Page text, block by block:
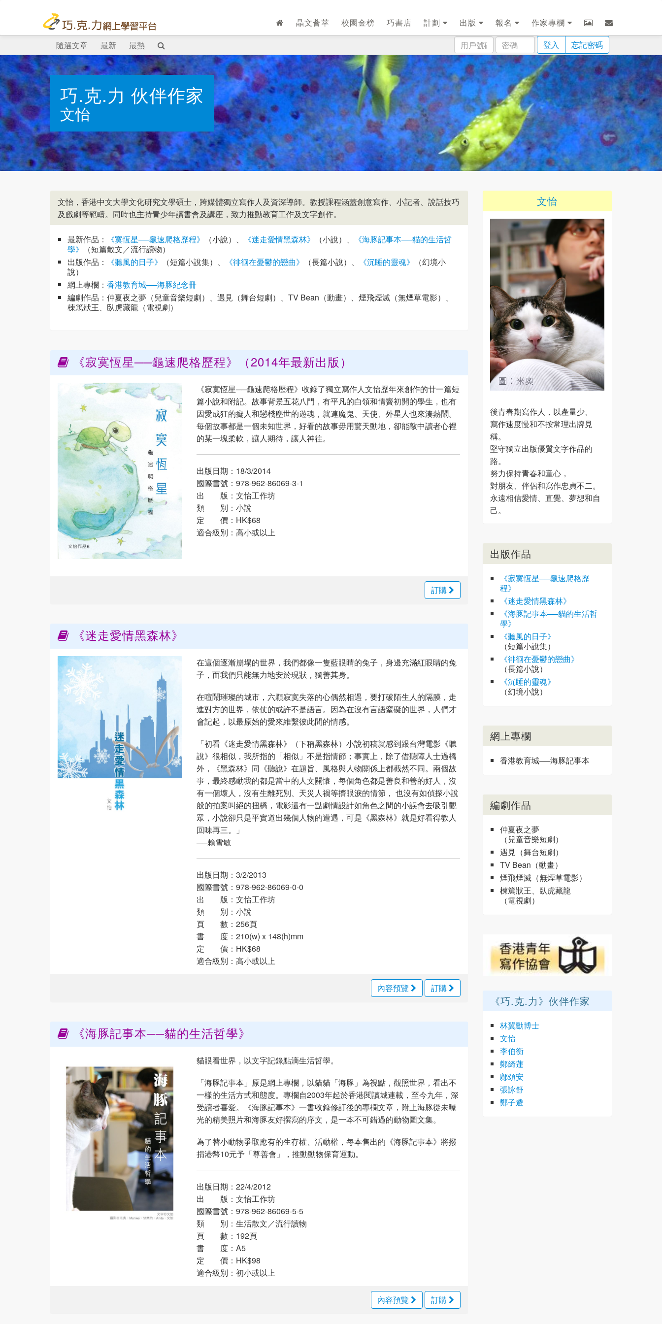
晶文薈萃 校園金榜 巧書店 計劃 出版 報名
作家專欄
用
戶
號
碼
密
碼
登入 忘記密碼
隨選文章 最新 最熱
巧.克.力 伙伴作家
文怡
文怡，香港中文大學文化研究文學碩士，跨媒體獨立寫作人及資深導師。教授課程涵蓋創意寫作、小記者、說話技巧
及戲劇等範疇。同時也主持青少年讀書會及講座，致力推動教育工作及文字創作。
最新作品： 《寞恆星──龜速爬格歷程》 （小說）、 《迷走愛情黑森林》 （小說）、
《海豚記事本──貓的生活哲
學》
（短篇散文／流行讀物）
出版作品：
《聽風的日子》 （短篇小說集）、 《徘徊在憂鬱的戀曲》 （長篇小說）、 《沉睡的靈魂》
（幻境小
說）
網上專欄： 香港教育城──海豚紀念冊
編劇作品：仲夏夜之夢（兒童音樂短劇）、遇見（舞台短劇）、TV Bean（動畫）、煙飛煙滅（無煙草電影）、
楝篤狀王、臥虎藏龍（電視劇）
《寂寞恆星──龜速爬格歷程》 （2014年最新出版）
《寂寞恆星──龜速爬格歷程》收錄了獨立寫作人文怡歷年來創作的廿一篇短
篇小說和附記。故事背景五花八門，有平凡的白領和情竇初開的學生，也有
因愛成狂的癡人和戀棧塵世的遊魂，就連魔鬼、天使、外星人也來湊熱鬧。
每個故事都是一個未知世界，好看的故事毋用驚天動地，卻能敲中讀者心裡
的某一塊柔軟，讓人期待，讓人神往。
出版日期：18/3/2014
國際書號：978-962-86069-3-1
出 版：文怡工作坊
類 別：小說
定 價：HK$68
適合級別：高小或以上
訂購
《迷走愛情黑森林》
在這個逐漸崩塌的世界，我們都像一隻藍眼睛的兔子，身邊充滿紅眼睛的兔
子，而我們只能無力地安於現狀，獨善其身。
在喧鬧璀璨的城市，六顆寂寞失落的心偶然相遇，要打破陌生人的隔膜，走
進對方的世界，依仗的或許不是語言。因為在沒有言語窒礙的世界，人們才
會記起，以最原始的愛來維繫彼此間的情感。
「初看《迷走愛情黑森林》（下稱黑森林）小說初稿就感到跟台灣電影《聽
說》很相似，我所指的「相似」不是指情節；事實上，除了借聽障人士過橋
外，《黑森林》同《聽說》在題旨、風格與人物關係上都截然不同。兩個故
事，最終感動我的都是當中的人文關懷，每個角色都是善良和善的好人，沒
有一個壞人，沒有生離死別、天災人禍等擠眼淚的情節， 也沒有如偵探小說
般的拍案叫絕的扭橋，電影還有一點劇情設計如角色之間的小誤會去吸引觀
眾，小說卻只是平實道出幾個人物的遭遇，可是《黑森林》就是好看得教人
回味再三。」
──賴雪敏
出版日期：3/2/2013
國際書號：978-962-86069-0-0
出 版：文怡工作坊
類 別：小說
頁 數：256頁
書 度：210(w) x 148(h)mm
定 價：HK$68
適合級別：高小或以上
內容預覽 訂購
《海豚記事本──貓的生活哲學》
貓眼看世界，以文字記錄點滴生活哲學。
「海豚記事本」原是網上專欄，以貓貓「海豚」為視點，觀照世界，看出不
一樣的生活方式和態度。專欄自2003年起於香港閱讀城連載，至今九年，深
受讀者喜愛。《海豚記事本》一書收錄修訂後的專欄文章，附上海豚從未曝
光的精美照片和海豚友好撰寫的序文，是一本不可錯過的動物圖文集。
為了替小動物爭取應有的生存權、活動權，每本售出的《海豚記事本》將撥
捐港幣10元予「尊善會」，推動動物保育運動。
出版日期：22/4/2012
出 版：文怡工作坊
國際書號：978-962-86069-5-5
類 別：生活散文／流行讀物
頁 數：192頁
書 度：A5
定 價：HK$98
適合級別：初小或以上
內容預覽 訂購
文怡
後青春期寫作人，以產量少、
寫作速度慢和不按常理出牌見
稱。
堅守獨立出版優質文字作品的
路。
努力保持青春和童心，
對朋友、伴侶和寫作忠貞不二。
永遠相信愛情、直覺、夢想和自
己。
出版作品
《寂寞恆星──龜速爬格歷
程》
《迷走愛情黑森林》
《海豚記事本──貓的生活哲
學》
《聽風的日子》
（短篇小說集）
《徘徊在憂鬱的戀曲》
（長篇小說）
《沉睡的靈魂》
（幻境小說）
網上專欄
香港教育城──海豚記事本
編劇作品
仲夏夜之夢
（兒童音樂短劇）
遇見（舞台短劇）
TV Bean（動畫）
煙飛煙滅（無煙草電影）
楝篤狀王、臥虎藏龍
（電視劇）
《巧.克.力》伙伴作家
林翼勳博士
文怡
李伯衡
鄭綺蓮
鄺頌安
張詠舒
鄭子遴